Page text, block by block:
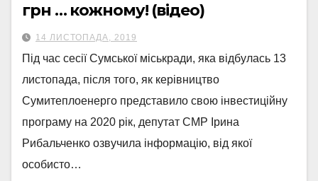
грн … кожному! (відео)
14 ЛИСТОПАДА, 2019
Під час сесії Сумської міськради, яка відбулась 13
листопада, після того, як керівництво
Сумитеплоенерго представило свою інвестиційну
програму на 2020 рік, депутат СМР Ірина
Рибальченко озвучила інформацію, від якої
особисто…